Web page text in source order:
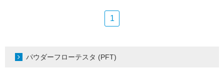
1
パウダーフローテスタ (PFT)